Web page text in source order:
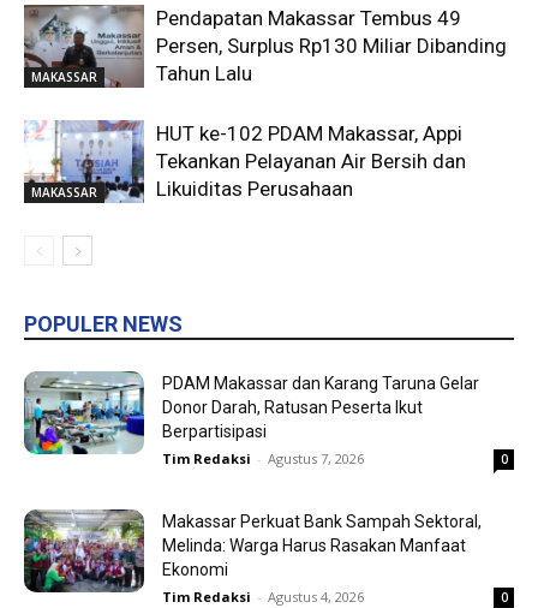
MAKASSAR
Pendapatan Makassar Tembus 49
Persen, Surplus Rp130 Miliar Dibanding
Tahun Lalu
MAKASSAR
HUT ke-102 PDAM Makassar, Appi
Tekankan Pelayanan Air Bersih dan
Likuiditas Perusahaan
POPULER NEWS
PDAM Makassar dan Karang Taruna Gelar
Donor Darah, Ratusan Peserta Ikut
Berpartisipasi
Tim Redaksi - Agustus 7, 2026 0
Makassar Perkuat Bank Sampah Sektoral,
Melinda: Warga Harus Rasakan Manfaat
Ekonomi
Tim Redaksi - Agustus 4, 2026 0